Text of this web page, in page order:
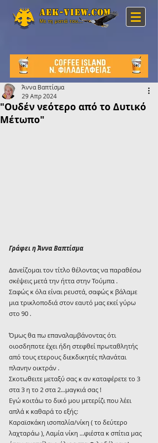
Aek-view.com
Με τη ματιά του...
"Ουδέν νεότερο από το Δυτικό
Μέτωπο"
Άννα Βαπτίσμα
29 Απρ 2024
Γράφει η Άννα Βαπτίσμα
Δανείζομαι τον τίτλο θέλοντας να παραθέσω
σκέψεις μετά την ήττα στην Τούμπα .
Σαφώς κ όλα είναι ρευστά, σαφώς κ βάλαμε
μια τρικλοποδιά στον εαυτό μας εκεί γύρω
στο 90 .
Όμως θα πω επαναλαμβάνοντας ότι
οιοσδηποτε έχει ήδη στεφθεί πρωταθλητής
από τους ετερους διεκδικητές πλανάται
πλανην οικτράν .
Σκοτωθειτε μεταξύ σας κ αν καταφέρετε το 3
στα 3 η το 2 στα 2...μαγκιά σας !
Εγώ κοιτάω το δικό μου μετερίζι που λέει
απλά κ καθαρά το εξής:
Καραϊσκάκη ισοπαλία/νίκη ( το δεύτερο
λαχταράω ), Λαμία νίκη ...φιέστα κ σπίτια μας